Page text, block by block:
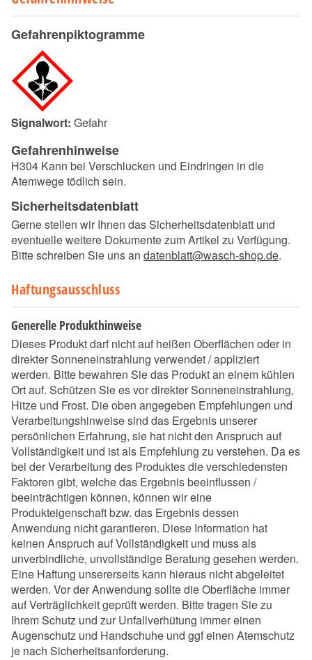
Gefahrenpiktogramme
Signalwort: Gefahr
Gefahrenhinweise
H304 Kann bei Verschlucken und Eindringen in die
Atemwege tödlich sein.
Sicherheitsdatenblatt
Gerne stellen wir Ihnen das Sicherheitsdatenblatt und
eventuelle weitere Dokumente zum Artikel zu Verfügung.
Bitte schreiben Sie uns an datenblatt@wasch-shop.de.
Haftungsausschluss
Generelle Produkthinweise
Dieses Produkt darf nicht auf heißen Oberflächen oder in
direkter Sonneneinstrahlung verwendet / appliziert
werden. Bitte bewahren Sie das Produkt an einem kühlen
Ort auf. Schützen Sie es vor direkter Sonneneinstrahlung,
Hitze und Frost. Die oben angegeben Empfehlungen und
Verarbeitungshinweise sind das Ergebnis unserer
persönlichen Erfahrung, sie hat nicht den Anspruch auf
Vollständigkeit und ist als Empfehlung zu verstehen. Da es
bei der Verarbeitung des Produktes die verschiedensten
Faktoren gibt, welche das Ergebnis beeinflussen /
beeinträchtigen können, können wir eine
Produkteigenschaft bzw. das Ergebnis dessen
Anwendung nicht garantieren. Diese Information hat
keinen Anspruch auf Vollständigkeit und muss als
unverbindliche, unvollständige Beratung gesehen werden.
Eine Haftung unsererseits kann hieraus nicht abgeleitet
werden. Vor der Anwendung sollte die Oberfläche immer
auf Verträglichkeit geprüft werden. Bitte tragen Sie zu
Ihrem Schutz und zur Unfallverhütung immer einen
Augenschutz und Handschuhe und ggf einen Atemschutz
je nach Sicherheitsanforderung.